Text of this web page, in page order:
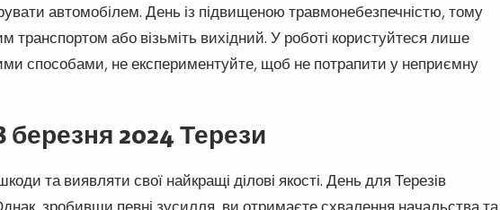
автомобілем. День із підвищеною травмонебезпечністю, тому
транспортом або візьміть вихідний. У роботі користуйтеся лише
способами, не експериментуйте, щоб не потрапити у неприємну
березня 2024 Терези
та виявляти свої найкращі ділові якості. День для Терезів
зробивши певні зусилля, ви отримаєте схвалення начальства та